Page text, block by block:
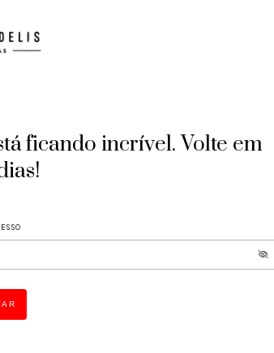
ficando incrível. Volte em